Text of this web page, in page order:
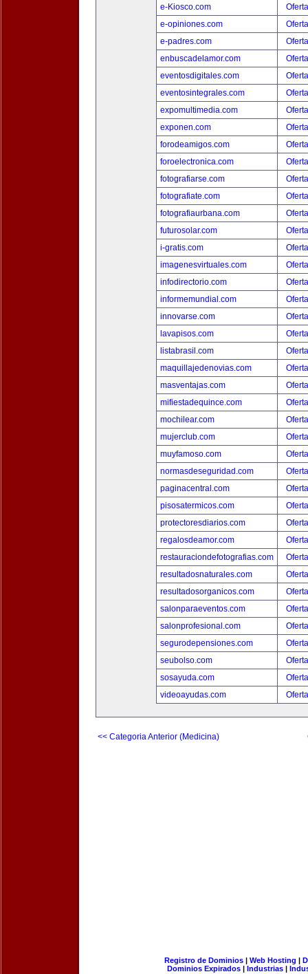
e-Kiosco.com
e-opiniones.com
e-padres.com
enbuscadelamor.com
eventosdigitales.com
eventosintegrales.com
expomultimedia.com
exponen.com
forodeamigos.com
foroelectronica.com
fotografiarse.com
fotografiate.com
fotografiaurbana.com
futurosolar.com
i-gratis.com
imagenesvirtuales.com
infodirectorio.com
informemundial.com
innovarse.com
lavapisos.com
listabrasil.com
maquillajedenovias.com
masventajas.com
mifiestadequince.com
mochilear.com
mujerclub.com
muyfamoso.com
normasdeseguridad.com
paginacentral.com
pisosatermicos.com
protectoresdiarios.com
regalosdeamor.com
restauraciondefotografias.com
resultadosnaturales.com
resultadosorganicos.com
salonparaeventos.com
salonprofesional.com
segurodepensiones.com
seubolso.com
sosayuda.com
videoayudas.com
<< Categoria Anterior (Medicina)
Registro de Dominios| Web Hosting |
Dominios Expirados | Industrias |